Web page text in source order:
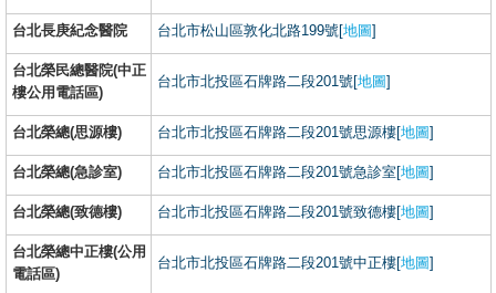
台北長庚紀念醫院 台北市松山區敦化北路199號[地圖]
台北榮民總醫院(中正
樓公用電話區)
台北市北投區石牌路二段201號[地圖]
台北榮總(思源樓) 台北市北投區石牌路二段201號思源樓[地圖]
台北榮總(急診室) 台北市北投區石牌路二段201號急診室[地圖]
台北榮總(致德樓) 台北市北投區石牌路二段201號致德樓[地圖]
台北榮總中正樓(公用
電話區)
台北市北投區石牌路二段201號中正樓[地圖]